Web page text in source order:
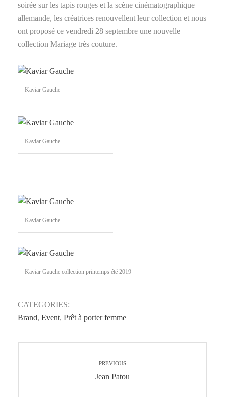
soirée sur les tapis rouges et la scène cinématographique
allemande, les créatrices renouvellent leur collection et nous
ont proposé ce vendredi 28 septembre une nouvelle
collection Mariage très couture.
Kaviar Gauche
Kaviar Gauche
Kaviar Gauche
Kaviar Gauche collection printemps été 2019
CATEGORIES:
Brand, Event, Prêt à porter femme
PREVIOUS
Previous
Jean Patou